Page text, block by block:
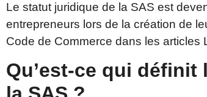
Le statut juridique de la SAS est
entrepreneurs lors de la création de
Code de Commerce dans les articles
Qu’est-ce qui